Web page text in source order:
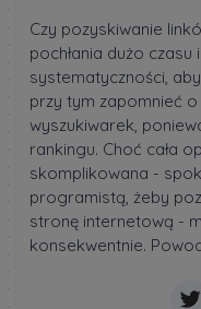
Czy pozyskiwanie
pochłania dużo
systematyczności,
przy tym zapomnieć
wyszukiwarek,
rankingu. Choć cała
skomplikowana -
programistą, żeby
stronę internetową -
konsekwentnie.